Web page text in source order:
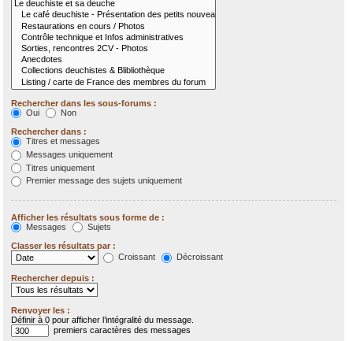
Rechercher dans les sous-forums :
Oui
Non
Rechercher dans :
Titres et messages
Messages uniquement
Titres uniquement
Premier message des sujets uniquement
Afficher les résultats sous forme de :
Messages
Sujets
Classer les résultats par :
Croissant
Décroissant
Rechercher depuis :
Renvoyer les :
Définir à 0 pour afficher l’intégralité du message.
premiers caractères des messages